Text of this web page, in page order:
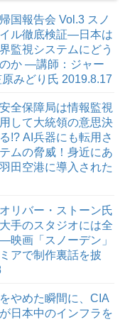
国報告会 Vol.3 スノ
ル徹底検証―日本は
監視システムにどう
か ―講師：ジャー
みどり氏 2019.8.17
全保障局は情報監視
して大統領の意思決
!? AI兵器にも転用さ
ムの脅威！身近にあ
田空港に導入された
リバー・ストーン氏
手のスタジオには全
映画「スノーデン」
アで制作裏話を披
やめた瞬間に、CIA
日本中のインフラを